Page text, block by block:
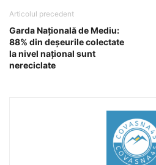
Articolul precedent
Garda Națională de Mediu:
88% din deșeurile colectate
la nivel național sunt
nereciclate